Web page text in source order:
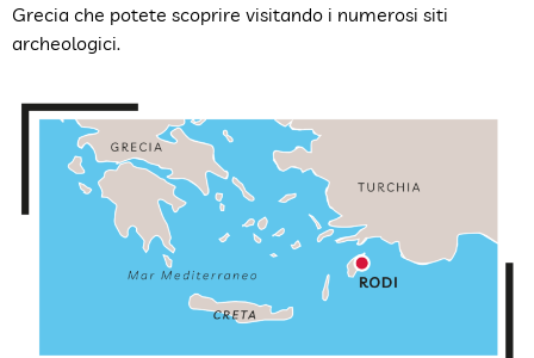
Grecia che potete scoprire visitando i numerosi siti
archeologici.